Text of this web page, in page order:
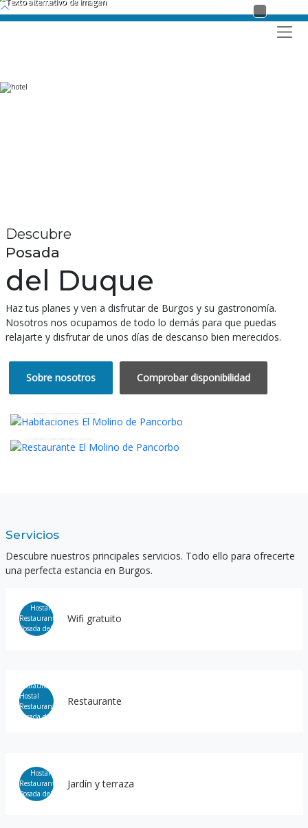
Descubre
Posada
del Duque
Haz tus planes y ven a disfrutar de Burgos y su gastronomía.
Nosotros nos ocupamos de todo lo demás para que puedas
relajarte y disfrutar de unos días de descanso bien merecidos.
Sobre nosotros Comprobar disponibilidad
Servicios
Descubre nuestros principales servicios. Todo ello para ofrecerte
una perfecta estancia en Burgos.
Wifi gratuito
Restaurante
Jardín y terraza